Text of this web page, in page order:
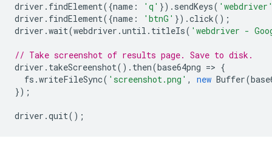
driver . findElement({name : 'q' }). sendKeys(
driver . findElement({name : 'btnG' }).click();
driver .wait(webdriver .until . titleIs( 'webdriver -
// Take screenshot of results page. Save to disk.
driver . takeScreenshot(). then(base64png => {
fs .writeFileSync( 'screenshot.png' , new Buffer(
});
driver .quit();